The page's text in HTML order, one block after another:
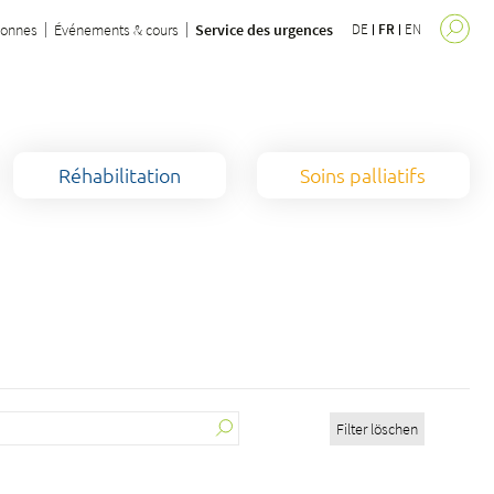
Événements & cours Service des urgences DE FR EN
Réhabilitation Soins palliatifs
Filter löschen